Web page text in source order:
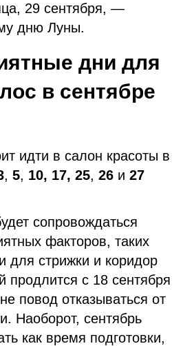
29 сентября, —
дню Луны.
дни для
в сентябре
идти в салон красоты в
, 5, 10, 17, 25, 26 и 27
сопровождаться
факторов, таких
для стрижки и коридор
продлится с 18 сентября
повод отказываться от
Наоборот, сентябрь
как время подготовки,